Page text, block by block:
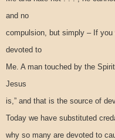
and no
compulsion, but simply – If
devoted to
Me. A man touched by the
Jesus
is,” and that is the source of
Today we have substituted
why so many are devoted to